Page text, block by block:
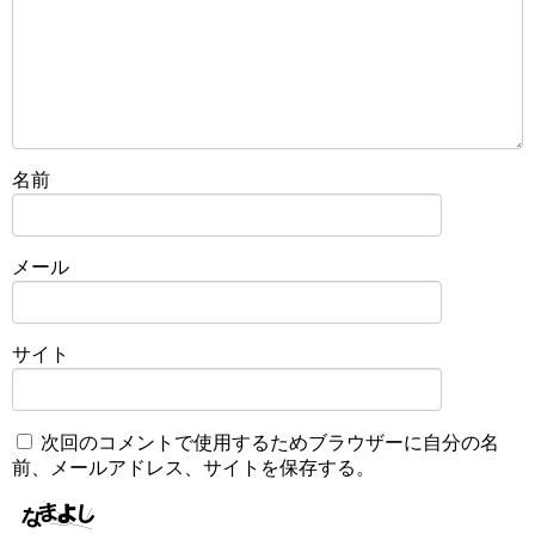
名前
メール
サイト
次回のコメントで使用するためブラウザーに自分の名
前、メールアドレス、サイトを保存する。